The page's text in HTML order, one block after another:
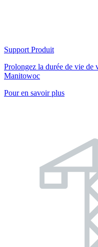
Support Produit
Prolongez la durée de vie de
Manitowoc
Pour en savoir plus